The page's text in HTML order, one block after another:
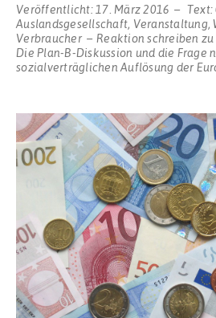
Veröffentlicht: 17. März 2016 Text:
Auslandsgesellschaft, Veranstaltung,
Verbraucher
Reaktion schreiben zu
Die Plan-B-Diskussion und die Frage
sozialverträglichen Auflösung der